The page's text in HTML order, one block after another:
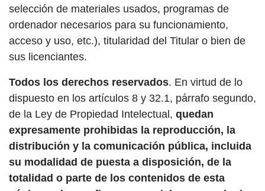
selección de materiales usados, programas de
ordenador necesarios para su funcionamiento,
acceso y uso, etc.), titularidad del Titular o bien de
sus licenciantes.
Todos los derechos reservados. En virtud de lo
dispuesto en los artículos 8 y 32.1, párrafo segundo,
de la Ley de Propiedad Intelectual, quedan
expresamente prohibidas la reproducción, la
distribución y la comunicación pública, incluida
su modalidad de puesta a disposición, de la
totalidad o parte de los contenidos de esta